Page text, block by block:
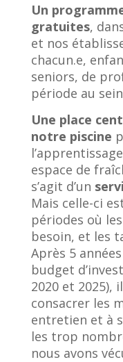
Un
gratuites,
et nos
chacun.e,
seniors, de
période au
Une place
notre piscine
espace de
s’agit d’un
Mais celle-ci
périodes où
besoin, et les
Après 5
budget
2020 et 2025),
consacrer les
entretien et à
les trop
nous avons